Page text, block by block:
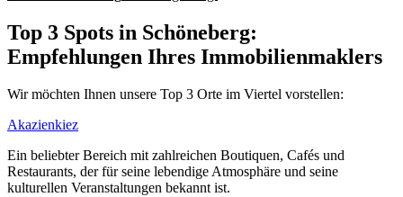
Top 3 Spots in Schöneberg:
Empfehlungen Ihres Immobilienmaklers
Wir möchten Ihnen unsere Top 3 Orte im Viertel vorstellen:
Akazienkiez
Ein beliebter Bereich mit zahlreichen Boutiquen, Cafés und
Restaurants, der für seine lebendige Atmosphäre und seine
kulturellen Veranstaltungen bekannt ist.